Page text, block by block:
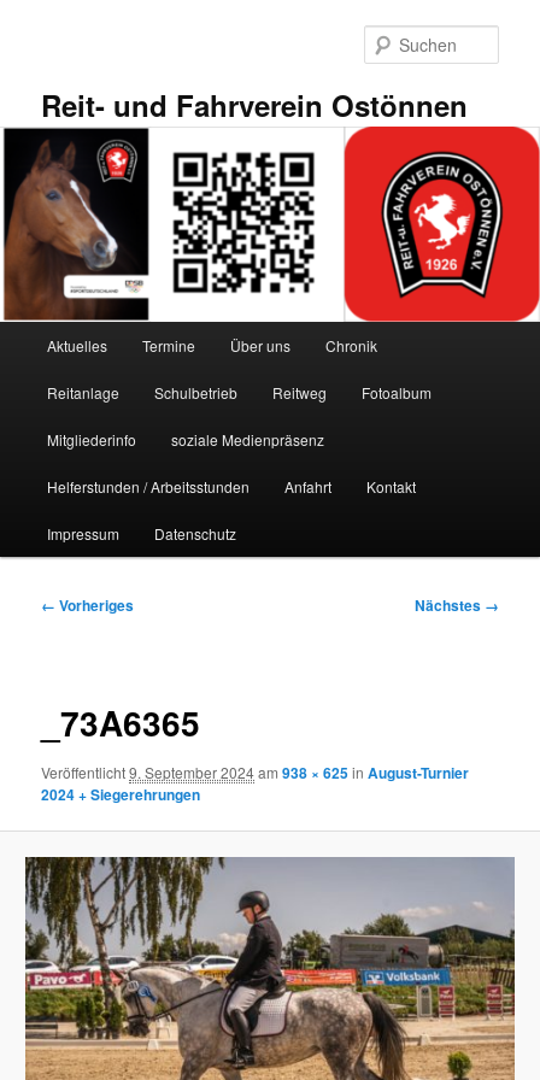
Reit- und Fahrverein Ostönnen
Aktuelles Termine Über uns Chronik
Reitanlage Schulbetrieb Reitweg Fotoalbum
Mitgliederinfo soziale Medienpräsenz
Helferstunden / Arbeitsstunden Anfahrt Kontakt
Impressum Datenschutz
Bilder-
← Vorheriges Nächstes →
_73A6365
Veröffentlicht9. September 2024am938 × 625inAugust-Turnier
2024 + Siegerehrungen